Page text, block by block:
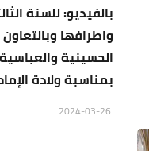
بالفيديو: للسنة
واطرافها
الحسينية
بمناسبة ولادة